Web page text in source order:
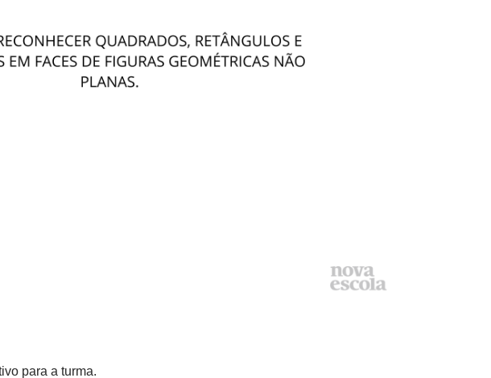
para a turma.